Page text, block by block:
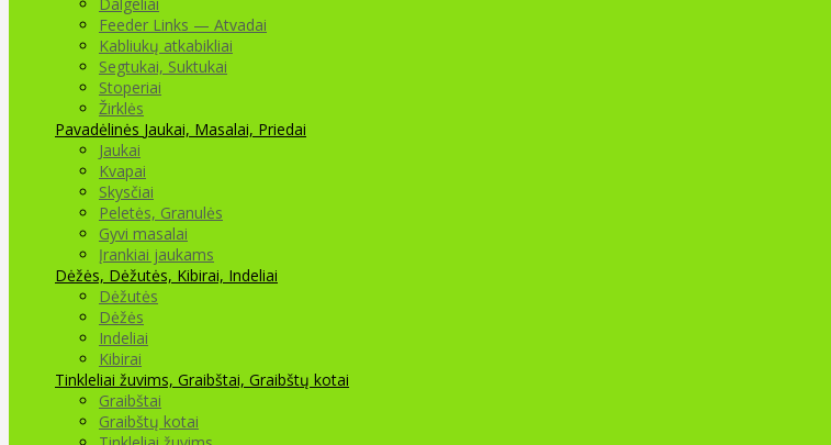
Feeder Links — Atvadai
Kabliukų atkabikliai
Segtukai, Suktukai
Stoperiai
Žirklės
Pavadėlinės Jaukai, Masalai, Priedai
Jaukai
Kvapai
Skysčiai
Peletės, Granulės
Gyvi masalai
Įrankiai jaukams
Dėžės, Dėžutės, Kibirai, Indeliai
Dėžutės
Dėžės
Indeliai
Kibirai
Tinkleliai žuvims, Graibštai, Graibštų kotai
Graibštai
Graibštų kotai